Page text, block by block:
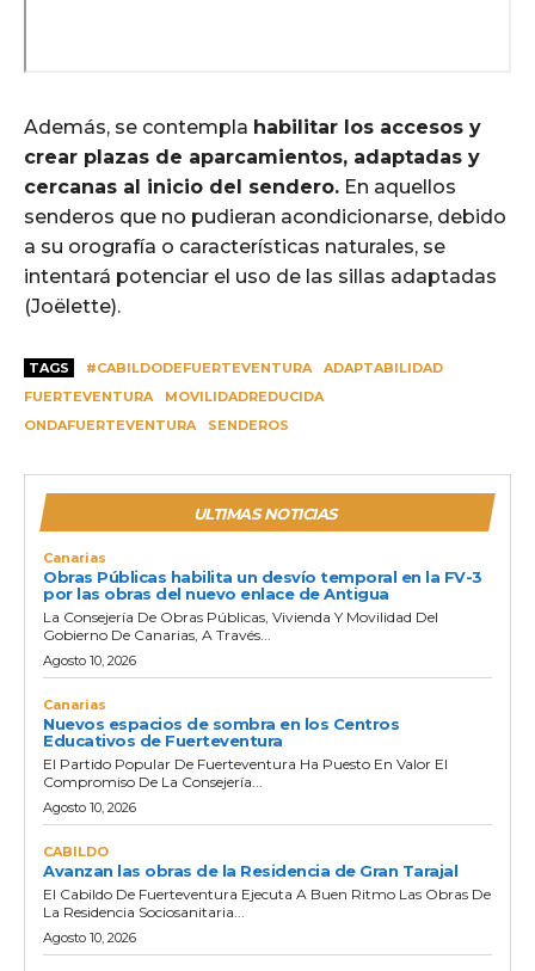
Además, se contempla habilitar los accesos y
crear plazas de aparcamientos, adaptadas y
cercanas al inicio del sendero. En aquellos
senderos que no pudieran acondicionarse, debido
a su orografía o características naturales, se
intentará potenciar el uso de las sillas adaptadas
(Joëlette).
TAGS #CABILDODEFUERTEVENTURA
ADAPTABILIDAD
FUERTEVENTURA
MOVILIDADREDUCIDA
ONDAFUERTEVENTURA
SENDEROS
ULTIMAS NOTICIAS
Canarias
Obras Públicas habilita un desvío temporal en la FV-3
por las obras del nuevo enlace de Antigua
La Consejería De Obras Públicas, Vivienda Y Movilidad Del
Gobierno De Canarias, A Través...
Agosto 10, 2026
Canarias
Nuevos espacios de sombra en los Centros
Educativos de Fuerteventura
El Partido Popular De Fuerteventura Ha Puesto En Valor El
Compromiso De La Consejería...
Agosto 10, 2026
CABILDO
Avanzan las obras de la Residencia de Gran Tarajal
El Cabildo De Fuerteventura Ejecuta A Buen Ritmo Las Obras De
La Residencia Sociosanitaria...
Agosto 10, 2026